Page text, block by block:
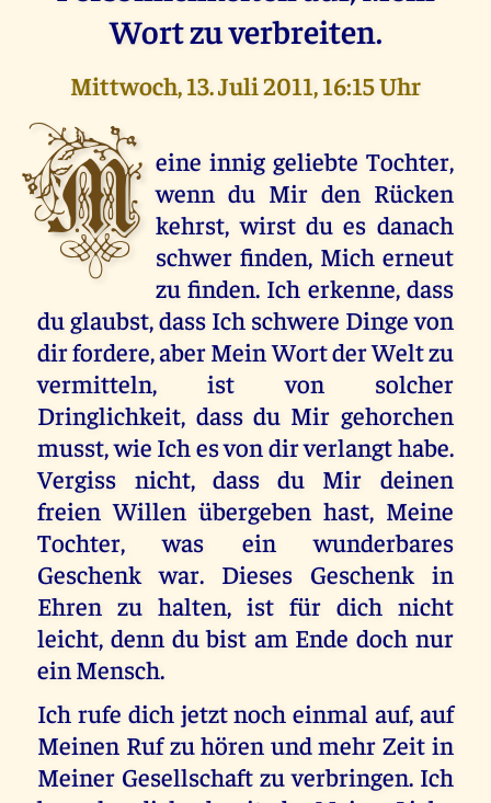
Wort zu verbreiten.
Mittwoch, 13. Juli 2011, 16:15 Uhr
M eine innig geliebte Tochter,
wenn du Mir den Rücken
kehrst, wirst du es danach
schwer finden, Mich erneut
zu finden. Ich erkenne, dass
du glaubst, dass Ich schwere Dinge von
dir fordere, aber Mein Wort der Welt zu
vermitteln, ist von solcher
Dringlichkeit, dass du Mir gehorchen
musst, wie Ich es von dir verlangt habe.
Vergiss nicht, dass du Mir deinen
freien Willen übergeben hast, Meine
Tochter, was ein wunderbares
Geschenk war. Dieses Geschenk in
Ehren zu halten, ist für dich nicht
leicht, denn du bist am Ende doch nur
ein Mensch.
Ich rufe dich jetzt noch einmal auf, auf
Meinen Ruf zu hören und mehr Zeit in
Meiner Gesellschaft zu verbringen. Ich